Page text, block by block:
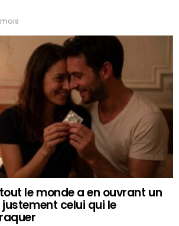
le monde a en ouvrant un
celui qui le